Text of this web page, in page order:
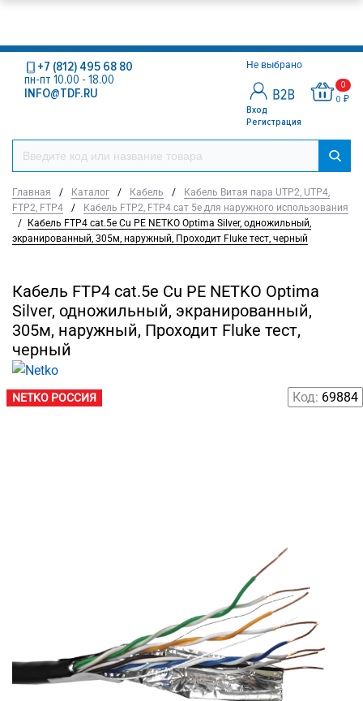
Не выбрано
Вход
Регистрация
0
0 ₽
+7 (812) 495 68 80
пн-пт 10.00 - 18.00
INFO@TDF.RU
Главная / Каталог / Кабель /
Кабель Витая пара UTP2, UTP4,
FTP2, FTP4
/
Кабель FTP2, FTP4 сат 5е для наружного использования
/
Кабель FTP4 cat.5е Cu PE NETKO Optima Silver, одножильный,
экранированный, 305м, наружный, Проходит Fluke тест, черный
Кабель FTP4 cat.5е Cu PE NETKO Optima
Silver, одножильный, экранированный,
305м, наружный, Проходит Fluke тест,
черный
NETKO РОССИЯ Код: 69884